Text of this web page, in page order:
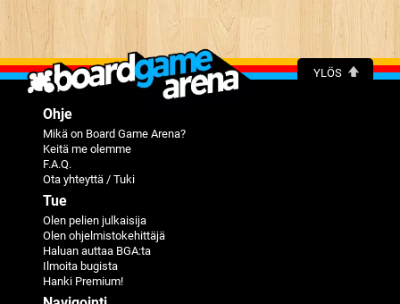
YLÖS
Ohje
Mikä on Board Game Arena?
Keitä me olemme
F.A.Q.
Ota yhteyttä / Tuki
Tue
Olen pelien julkaisija
Olen ohjelmistokehittäjä
Haluan auttaa BGA:ta
Ilmoita bugista
Hanki Premium!